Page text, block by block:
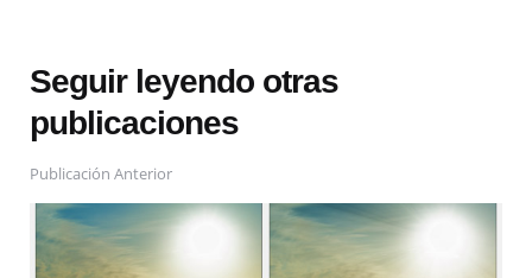
Seguir leyendo otras
publicaciones
Publicación Anterior